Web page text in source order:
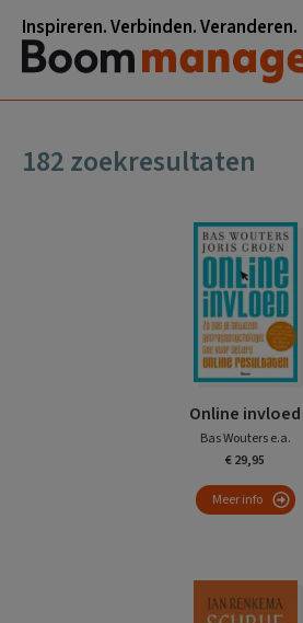
naar
hoofdnavigatie
naar
hoofd
inhoud
naar
eerste
sidebar
naar
voettekst
Inspireren. Verbinden. Veranderen.
182 zoekresultaten
Online invloed
Bas Wouters e.a.
€ 29,95
Meer info